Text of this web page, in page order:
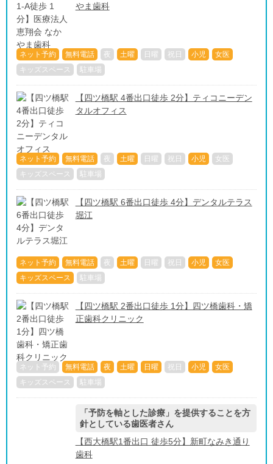
やま歯科
ネット予約 無料電話 夜 土曜 日曜 祝日 小児
女医
キッズスペース
駐車場
【四ツ橋駅 4番出口徒歩 2分】ティコニーデン
タルオフィス
ネット予約 無料電話 夜 土曜 日曜 祝日 小児
女医
キッズスペース
駐車場
【四ツ橋駅 6番出口徒歩 4分】デンタルテラス
堀江
ネット予約 無料電話 夜 土曜 日曜 祝日 小児
女医
キッズスペース
駐車場
【四ツ橋駅 2番出口徒歩 1分】四ツ橋歯科・矯
正歯科クリニック
ネット予約 無料電話 夜 土曜 日曜 祝日 小児
女医
キッズスペース
駐車場
「予防を軸とした診療」を提供することを方
針としている歯医者さん
【西大橋駅1番出口 徒歩5分】新町なみき通り
歯科